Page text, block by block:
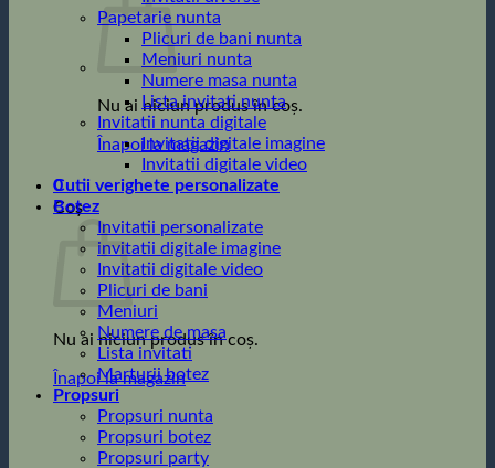
Nu ai niciun produs în coș.
Înapoi la magazin
0
Coș
Nu ai niciun produs în coș.
Înapoi la magazin
Papetarie nunta
Plicuri de bani nunta
Meniuri nunta
Numere masa nunta
Lista invitati nunta
Invitatii nunta digitale
Invitatii digitale imagine
Invitatii digitale video
Cutii verighete personalizate
Botez
Invitatii personalizate
invitatii digitale imagine
Invitatii digitale video
Plicuri de bani
Meniuri
Numere de masa
Lista invitati
Marturii botez
Propsuri
Propsuri nunta
Propsuri botez
Propsuri party